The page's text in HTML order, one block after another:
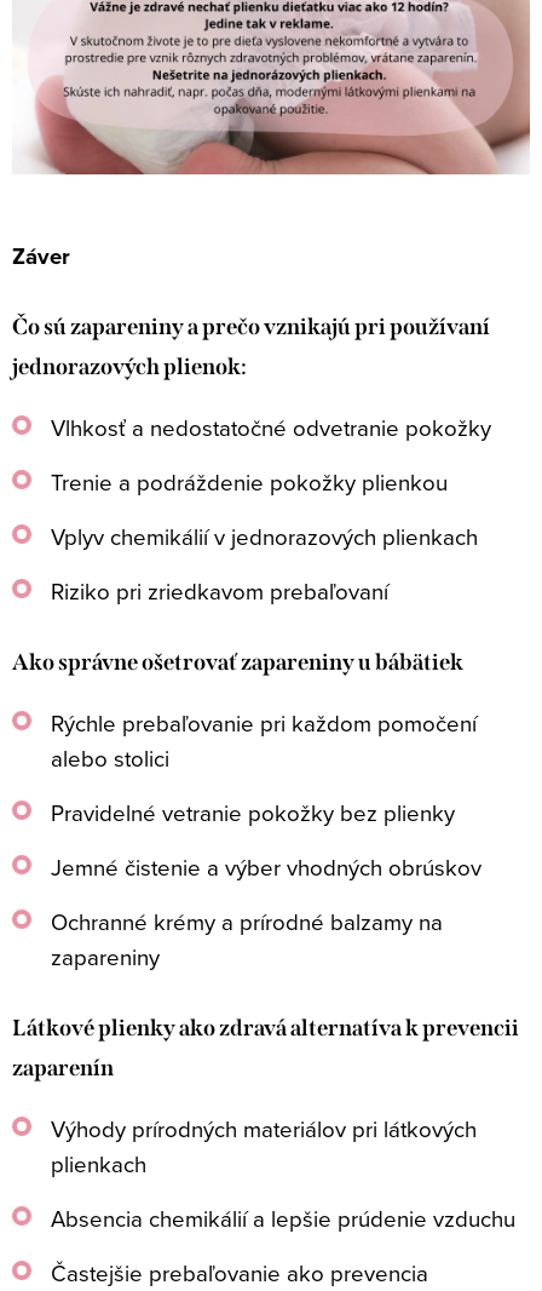
Záver
Čo sú zapareniny a prečo vznikajú pri používaní
jednorazových plienok:
Vlhkosť a nedostatočné odvetranie pokožky
Trenie a podráždenie pokožky plienkou
Vplyv chemikálií v jednorazových plienkach
Riziko pri zriedkavom prebaľovaní
Ako správne ošetrovať zapareniny u bábätiek
Rýchle prebaľovanie pri každom pomočení
alebo stolici
Pravidelné vetranie pokožky bez plienky
Jemné čistenie a výber vhodných obrúskov
Ochranné krémy a prírodné balzamy na
zapareniny
Látkové plienky ako zdravá alternatíva k prevencii
zaparenín
Výhody prírodných materiálov pri látkových
plienkach
Absencia chemikálií a lepšie prúdenie vzduchu
Častejšie prebaľovanie ako prevencia